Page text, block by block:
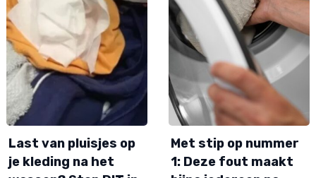
Last van pluisjes op
je kleding na het
Met stip op nummer
1: Deze fout maakt